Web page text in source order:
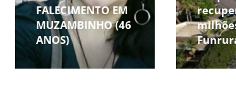
FALECIMENTO EM
MUZAMBINHO (46
ANOS)